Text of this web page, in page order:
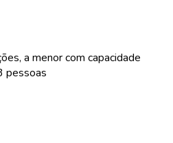
a menor com capacidade
pessoas